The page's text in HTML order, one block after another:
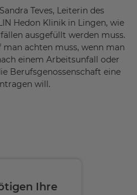
Teves, Leiterin des
Hedon Klinik in Lingen, wie
ausgefüllt werden muss.
achten muss, wenn man
einem Arbeitsunfall oder
Berufsgenossenschaft eine
will.
Ihre